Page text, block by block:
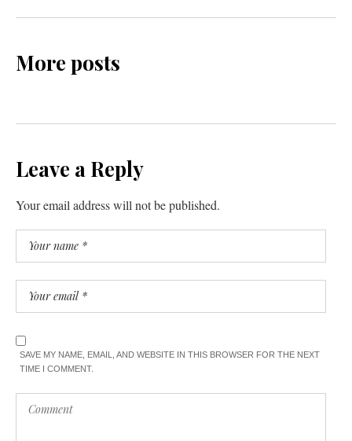
More posts
Leave a Reply
Your email address will not be published.
SAVE MY NAME, EMAIL, AND WEBSITE IN THIS BROWSER FOR THE NEXT
TIME I COMMENT.